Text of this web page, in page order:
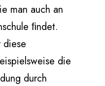
man auch an
ﬁndet.
diese
die
durch